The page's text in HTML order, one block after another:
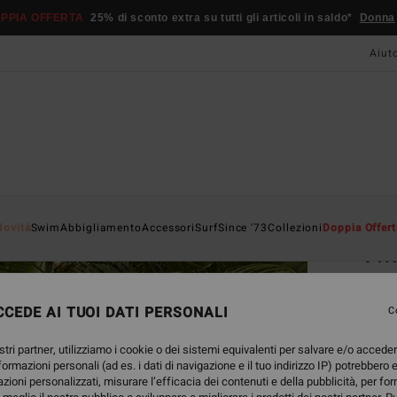
OFFERTA 25% di sconto extra su tutti gli articoli in saldo* Donna
SwimAbbigliamentoAccessoriSurfSince '73CollezioniDoppia
AI TUOI DATI PERSONALI
partner, utilizziamo i cookie o dei sistemi equivalenti per salvare e/o
personali (ad es. i dati di navigazione e il tuo indirizzo IP) potrebbero
personalizzati, misurare l’efficacia dei contenuti e della pubblicità, per